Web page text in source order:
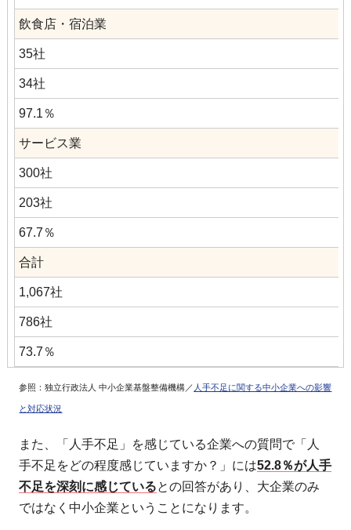
飲食店・宿泊業
35社
34社
97.1％
サービス業
300社
203社
67.7％
合計
1,067社
786社
73.7％
参照：独立行政法人 中小企業基盤整備機構／ 人手不足に関する中小企業への影響
と対応状況
また、「人手不足」を感じている企業への質問で「人
手不足をどの程度感じていますか？」には52.8％が人手
不足を深刻に感じているとの回答があり、大企業のみ
ではなく中小企業ということになります。